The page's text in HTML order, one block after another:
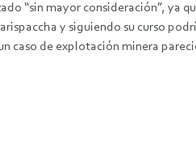
“sin mayor consideración”, ya
y siguiendo su curso
caso de explotación minera